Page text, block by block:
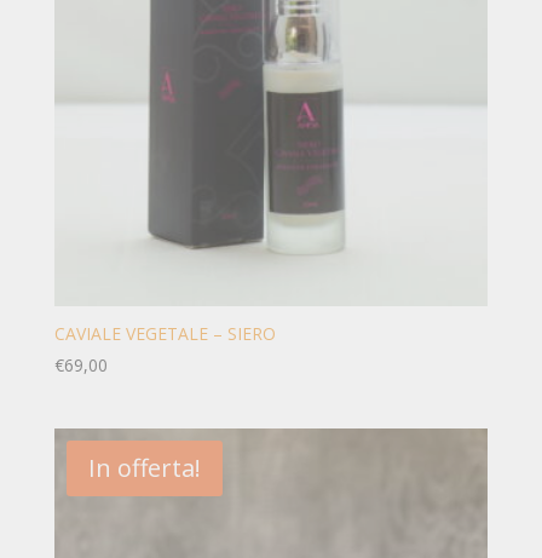
CAVIALE VEGETALE – SIERO
€69,00
In offerta!